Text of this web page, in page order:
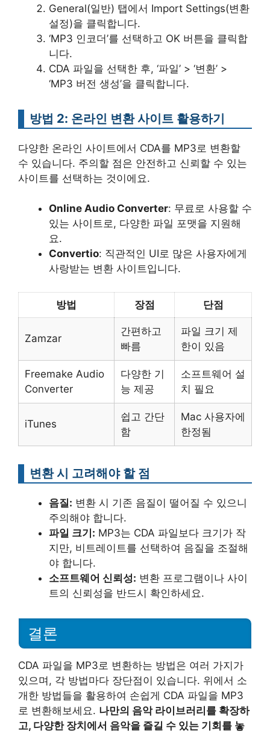
General(일반) 탭에서 Import Settings(변환
설정)을 클릭합니다.
‘MP3 인코더’를 선택하고 OK 버튼을 클릭합
니다.
CDA 파일을 선택한 후, ‘파일’ > ‘변환’ >
‘MP3 버전 생성’을 클릭합니다.
방법 2: 온라인 변환 사이트 활용하기
다양한 온라인 사이트에서 CDA를 MP3로 변환할
수 있습니다. 주의할 점은 안전하고 신뢰할 수 있는
사이트를 선택하는 것이에요.
Online Audio Converter: 무료로 사용할 수
있는 사이트로, 다양한 파일 포맷을 지원해
요.
Convertio: 직관적인 UI로 많은 사용자에게
사랑받는 변환 사이트입니다.
방법 장점 단점
Zamzar
간편하고
빠름
파일 크기 제
한이 있음
Freemake Audio
Converter
다양한 기
능 제공
소프트웨어 설
치 필요
iTunes
쉽고 간단
함
Mac 사용자에
한정됨
변환 시 고려해야 할 점
음질: 변환 시 기존 음질이 떨어질 수 있으니
주의해야 합니다.
파일 크기: MP3는 CDA 파일보다 크기가 작
지만, 비트레이트를 선택하여 음질을 조절해
야 합니다.
소프트웨어 신뢰성: 변환 프로그램이나 사이
트의 신뢰성을 반드시 확인하세요.
결론
CDA 파일을 MP3로 변환하는 방법은 여러 가지가
있으며, 각 방법마다 장단점이 있습니다. 위에서 소
개한 방법들을 활용하여 손쉽게 CDA 파일을 MP3
로 변환해보세요. 나만의 음악 라이브러리를 확장하
고, 다양한 장치에서 음악을 즐길 수 있는 기회를 놓